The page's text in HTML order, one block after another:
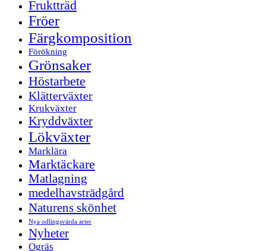
Fruktträd
Fröer
Färgkomposition
Förökning
Grönsaker
Höstarbete
Klätterväxter
Krukväxter
Kryddväxter
Lökväxter
Marklära
Marktäckare
Matlagning
medelhavsträdgård
Naturens skönhet
Nya odlingsvärda arter
Nyheter
Ogräs